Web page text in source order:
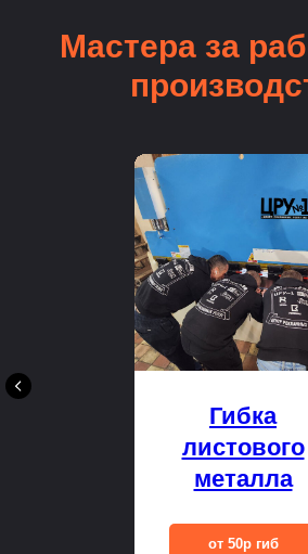
Мастера за
Гибка
листового
металла
от 50р гиб